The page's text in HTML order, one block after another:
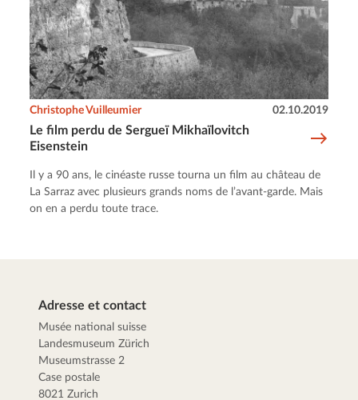
Le film perdu de Sergueï Mikhaïlovitch
Eisenstein
Christophe Vuilleumier 02.10.2019
Il y a 90 ans, le cinéaste russe tourna un film au château de
La Sarraz avec plusieurs grands noms de l’avant-garde. Mais
on en a perdu toute trace.
Adresse et contact
Musée national suisse
Landesmuseum Zürich
Museumstrasse 2
Case postale
8021 Zurich